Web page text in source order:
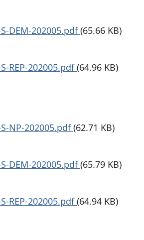
DEM-202005.pdf(65.66 KB)
REP-202005.pdf(64.96 KB)
NP-202005.pdf(62.71 KB)
DEM-202005.pdf(65.79 KB)
REP-202005.pdf(64.94 KB)